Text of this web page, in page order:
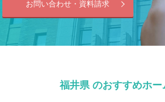
お問い合わせ・資料請求
福井県 のおすすめホー